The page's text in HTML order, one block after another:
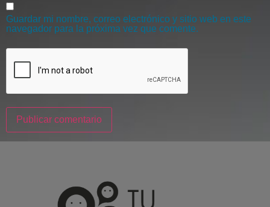
Guardar mi nombre, correo electrónico y sitio web en este
navegador para la próxima vez que comente.